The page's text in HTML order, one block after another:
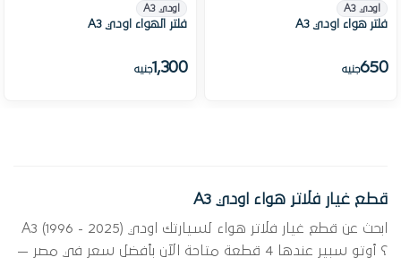
اودي A3
فلتر هواء اودي A3
650جنيه
اودي A3
فلتر الهواء اودي A3
1,300جنيه
قطع غيار فلاتر هواء اودي A3
ابحث عن قطع غيار فلاتر هواء لسيارتك اودي A3 (1996 - 2025)
؟ أوتو سبير عندها 4 قطعة متاحة الآن بأفضل سعر في مصر —